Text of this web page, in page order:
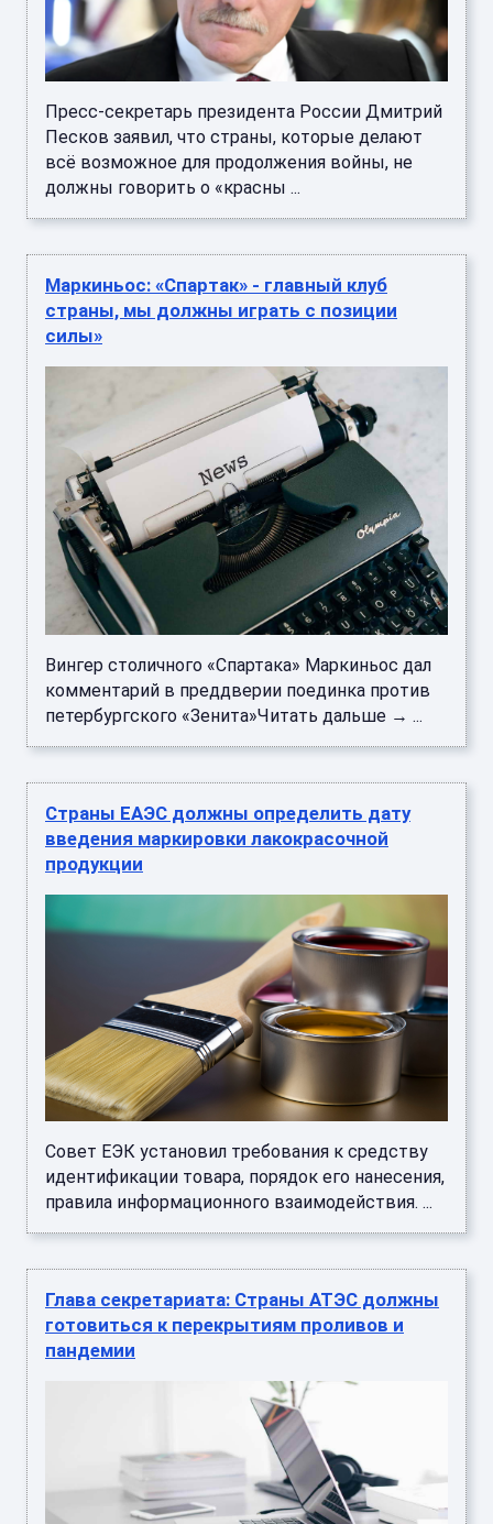
Пресс-секретарь президента России Дмитрий
Песков заявил, что страны, которые делают
всё возможное для продолжения войны, не
должны говорить о «красны ...
Маркиньос: «Спартак» - главный клуб
страны, мы должны играть с позиции
силы»
Вингер столичного «Спартака» Маркиньос дал
комментарий в преддверии поединка против
петербургского «Зенита»Читать дальше → ...
Страны ЕАЭС должны определить дату
введения маркировки лакокрасочной
продукции
Совет ЕЭК установил требования к средству
идентификации товара, порядок его нанесения,
правила информационного взаимодействия. ...
Глава секретариата: Страны АТЭС должны
готовиться к перекрытиям проливов и
пандемии